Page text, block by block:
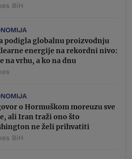
BiH
podigla globalnu proizvodnju
energije na rekordni nivo:
na vrhu, a ko na dnu
o Hormuškom moreuzu sve
ali Iran traži ono što
ne želi prihvatiti
BiH